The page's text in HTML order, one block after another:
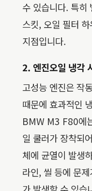
수 있습니다. 특히
스킷, 오일 필터
지점입니다.
2. 엔진오일 냉각
고성능 엔진은 작
때문에 효과적인
BMW M3 F80에
일 쿨러가 장착되
체에 균열이 발생
라인, 씰 등에 문